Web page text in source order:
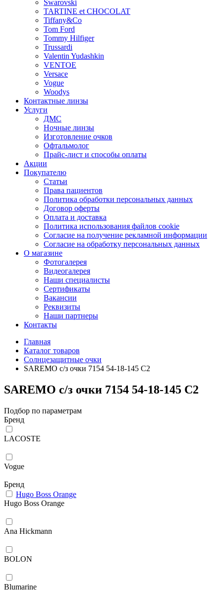
Swarovski
TARTINE et CHOCOLAT
Tiffany&Co
Tom Ford
Tommy Hilfiger
Trussardi
Valentin Yudashkin
VENTOE
Versace
Vogue
Woodys
Контактные линзы
Услуги
ДМС
Ночные линзы
Изготовление очков
Офтальмолог
Прайс-лист и способы оплаты
Акции
Покупателю
Статьи
Права пациентов
Политика обработки персональных данных
Договор оферты
Оплата и доставка
Политика использования файлов cookie
Согласие на получение рекламной информации
Согласие на обработку персональных данных
О магазине
Фотогалерея
Видеогалерея
Наши специалисты
Сертификаты
Вакансии
Реквизиты
Наши партнеры
Контакты
Главная
Каталог товаров
Солнцезащитные очки
SAREMO с/з очки 7154 54-18-145 C2
SAREMO с/з очки 7154 54-18-145 C2
Подбор по параметрам
Бренд
LACOSTE
Vogue
Бренд
Hugo Boss Orange
Hugo Boss Orange
Ana Hickmann
BOLON
Blumarine